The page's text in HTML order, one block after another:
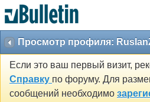
Просмотр профиля:
Если это ваш первый визит,
Справку по форуму. Для
сообщений необходимо